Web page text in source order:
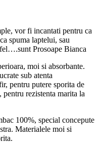
vor fi incantati pentru ca
spuma laptelui, sau
Prosoape Bianca
moi si absorbante.
sub atenta
pentru putere sporita de
rezistenta marita la
100%, special concepute
Materialele moi si